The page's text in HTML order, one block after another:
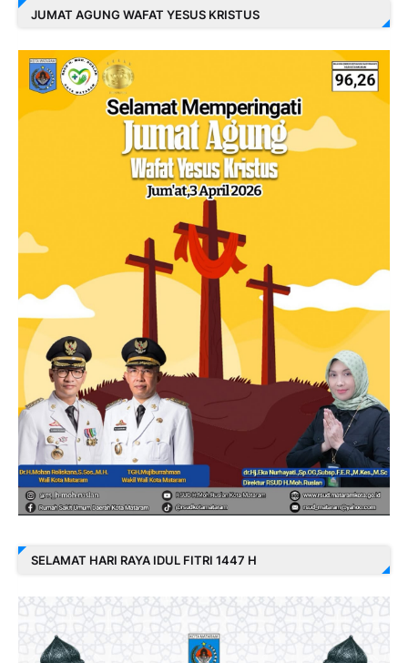
JUMAT AGUNG WAFAT YESUS KRISTUS
SELAMAT HARI RAYA IDUL FITRI 1447 H